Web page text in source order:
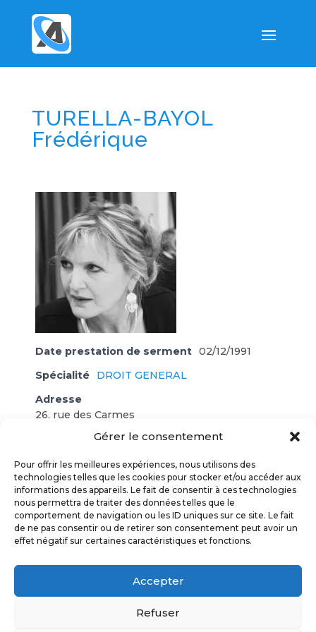
Gérer le consentement
Pour offrir les meilleures expériences, nous utilisons des
technologies telles que les cookies pour stocker et/ou accéder aux
informations des appareils. Le fait de consentir à ces technologies
nous permettra de traiter des données telles que le
comportement de navigation ou les ID uniques sur ce site. Le fait
de ne pas consentir ou de retirer son consentement peut avoir un
effet négatif sur certaines caractéristiques et fonctions.
Accepter
Refuser
TURELLA-BAYOL
Frédérique
Date prestation de serment 02/12/1991
Spécialité
DROIT GENERAL
Adresse
26, rue des Carmes
82000 MONTAUBAN
Fax 05 63 63 19 55
Cabinet secondaire 9, bld. Edouard Herriot
82300 CAUSSADE
© 2017